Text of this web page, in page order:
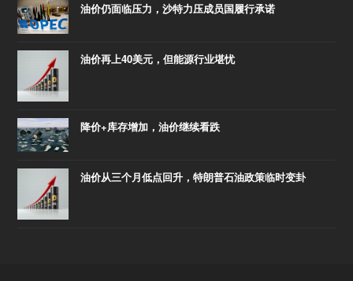
油价仍面临压力，沙特力压成员国履行承诺
油价再上40美元，但能源行业堪忧
降价+库存增加，油价继续看跌
油价从三个月低点回升，特朗普石油政策临时变卦